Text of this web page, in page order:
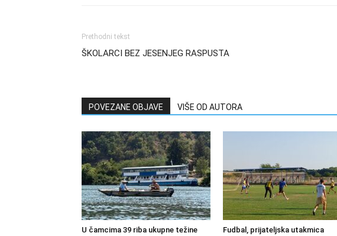
Prethodni tekst
ŠKOLARCI BEZ JESENJEG RASPUSTA
POVEZANE OBJAVE VIŠE OD AUTORA
U čamcima 39 riba ukupne težine
Fudbal, prijateljska utakmica